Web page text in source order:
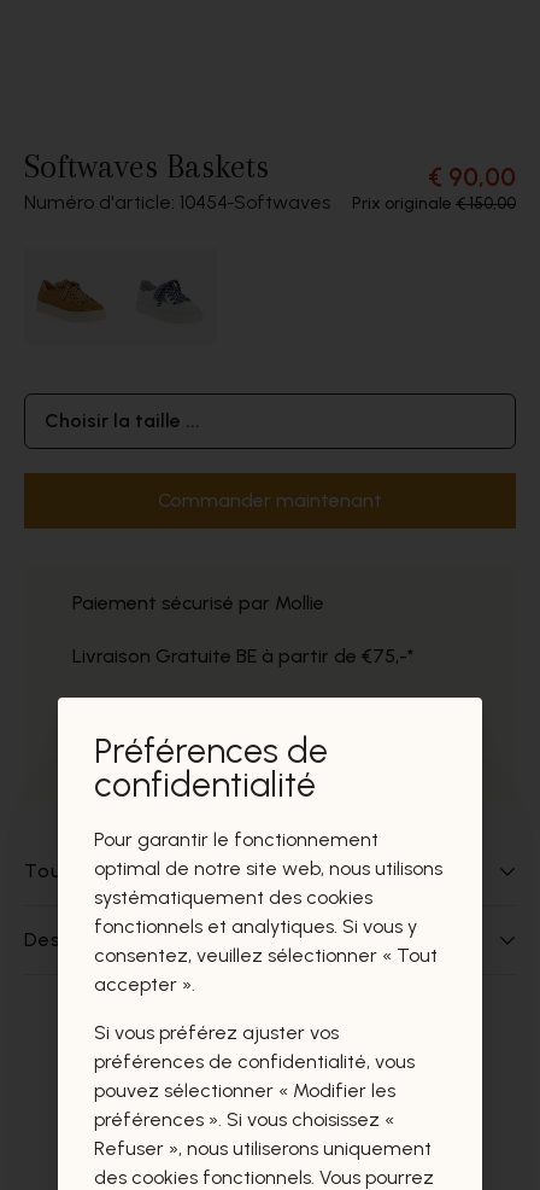
Softwaves Baskets
Numéro d'article: 10454 Softwaves
€ 90,00
Prix originale € 150,00
Choisir la taille ...
Commander maintenant
Paiement sécurisé par Mollie
Livraison Gratuite BE à partir de €75,-*
Prélèvement gratuit dans nos magasins
Tout sur ce produit
Des questions sur ce produit?
Ces produits vous intéresseront
certainement aussi.
Préférences de
confidentialité
Pour garantir le fonctionnement
optimal de notre site web, nous utilisons
systématiquement des cookies
fonctionnels et analytiques. Si vous y
consentez, veuillez sélectionner « Tout
accepter ».
Si vous préférez ajuster vos
préférences de confidentialité, vous
pouvez sélectionner « Modifier les
préférences ». Si vous choisissez «
Refuser », nous utiliserons uniquement
des cookies fonctionnels. Vous pourrez